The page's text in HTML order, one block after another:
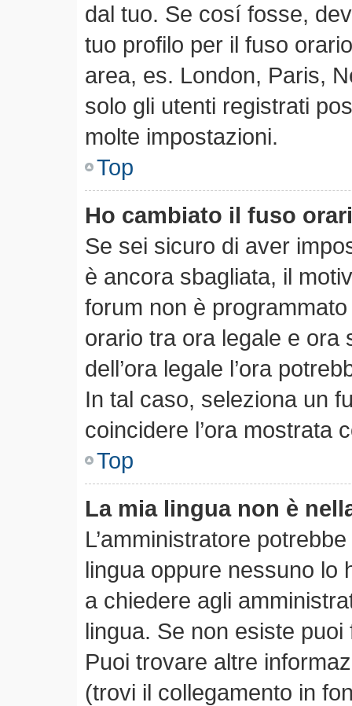
dal tuo. Se cosí fosse,
tuo profilo per il fuso
area, es. London, Paris,
solo gli utenti registrati
molte impostazioni.
Top
Ho cambiato il fuso
Se sei sicuro di aver
è ancora sbagliata, il
forum non è
orario tra ora legale e ora
dell’ora legale l’ora
In tal caso, seleziona un
coincidere l’ora mostrata
Top
La mia lingua non è
L’amministratore
lingua oppure nessuno lo
a chiedere agli
lingua. Se non esiste
Puoi trovare altre
(trovi il collegamento in